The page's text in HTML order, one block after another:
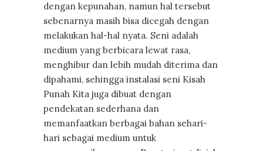
dengan kepunahan, namun hal tersebut
sebenarnya masih bisa dicegah dengan
melakukan hal-hal nyata. Seni adalah
medium yang berbicara lewat rasa,
menghibur dan lebih mudah diterima dan
dipahami, sehingga instalasi seni Kisah
Punah Kita juga dibuat dengan
pendekatan sederhana dan
memanfaatkan berbagai bahan sehari-
hari sebagai medium untuk